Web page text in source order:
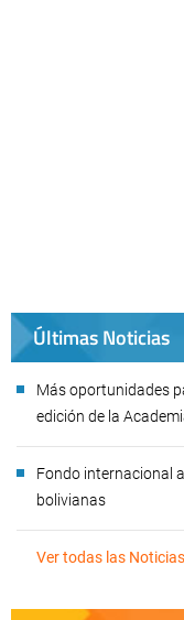
Últimas Noticias
Más oportunidades
edición de la
Fondo internacional
bolivianas
Ver todas las